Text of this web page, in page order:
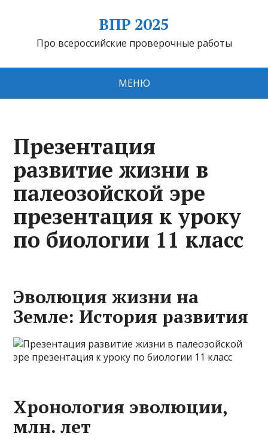
ВПР 2025
Про всероссийские проверочные работы
МЕНЮ
Презентация
развитие жизни в
палеозойской эре
презентация к уроку
по биологии 11 класс
Эволюция жизни на
Земле: История развития
Хронология эволюции,
млн. лет